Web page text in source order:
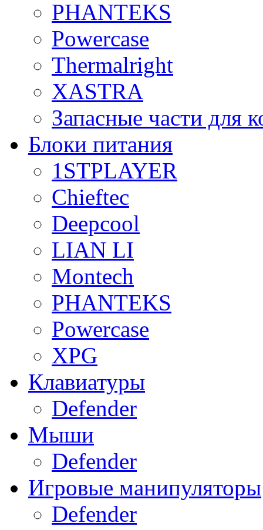
PHANTEKS
Powercase
Thermalright
XASTRA
Запасные части для
Блоки питания
1STPLAYER
Chieftec
Deepcool
LIAN LI
Montech
PHANTEKS
Powercase
XPG
Клавиатуры
Defender
Мыши
Defender
Игровые манипуляторы
Defender